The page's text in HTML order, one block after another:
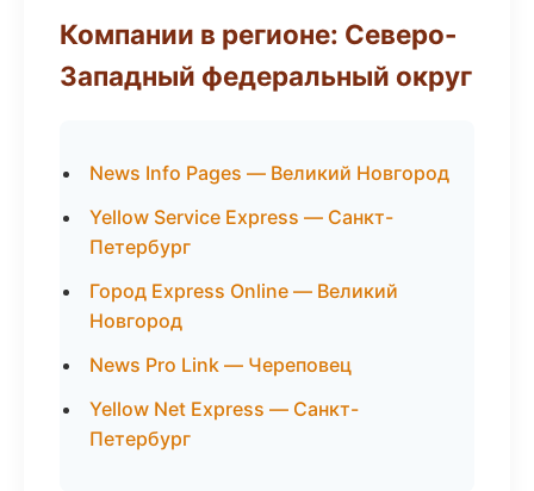
Компании в регионе: Северо-
Западный федеральный округ
News Info Pages — Великий Новгород
Yellow Service Express — Санкт-
Петербург
Город Express Online — Великий
Новгород
News Pro Link — Череповец
Yellow Net Express — Санкт-
Петербург